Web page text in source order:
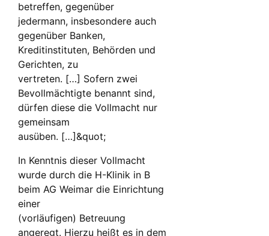
betreffen, gegenüber
jedermann, insbesondere auch
gegenüber Banken,
Kreditinstituten, Behörden und
Gerichten, zu
vertreten. […] Sofern zwei
Bevollmächtigte benannt sind,
dürfen diese die Vollmacht nur
gemeinsam
ausüben. […]&quot;
In Kenntnis dieser Vollmacht
wurde durch die H-Klinik in B
beim AG Weimar die Einrichtung
einer
(vorläufigen) Betreuung
angeregt. Hierzu heißt es in dem